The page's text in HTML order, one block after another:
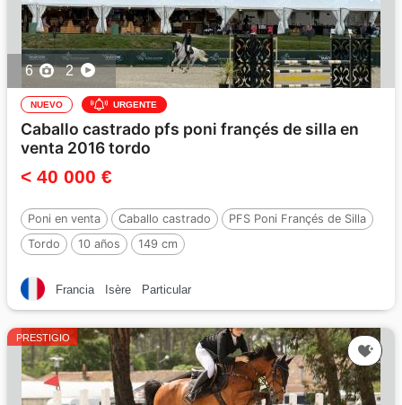
6 2
NUEVO URGENTE
Caballo castrado pfs poni françés de silla en
venta 2016 tordo
< 40 000 €
Poni en venta Caballo castrado
PFS Poni Françés de Silla
Tordo
10 años 149 cm
Francia Isère Particular
PRESTIGIO